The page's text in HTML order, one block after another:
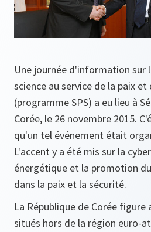
Une journée d'information sur
science au service de la paix
(programme SPS) a eu lieu à
Corée, le 26 novembre 2015.
qu'un tel événement était
L'accent y a été mis sur la
énergétique et la promotion
dans la paix et la sécurité.
La République de Corée figure
situés hors de la région euro-